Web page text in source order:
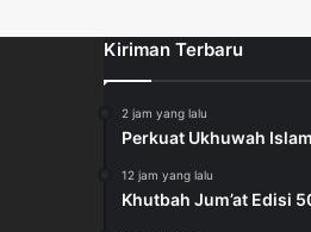
Kiriman Terbaru
2 jam yang lalu
Perkuat Ukhuwah
12 jam yang lalu
Khutbah Jum’at Edisi